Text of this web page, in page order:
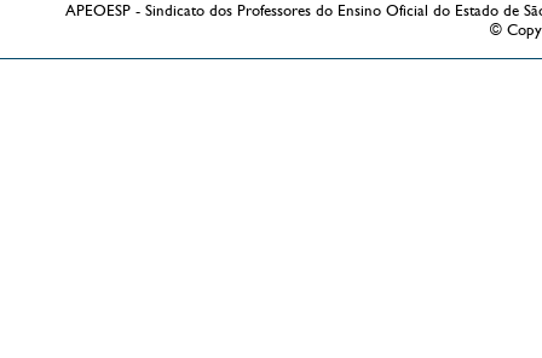
APEOESP - Sindicato dos Professores do Ensino Oficial do Estado de
©